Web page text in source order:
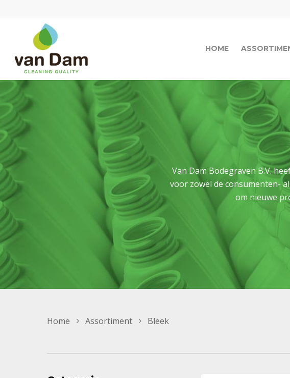
HOME
Van Dam Bodegraven B.V.
voor zowel de consumenten-
om nieuwe
Home Assortiment Bleek